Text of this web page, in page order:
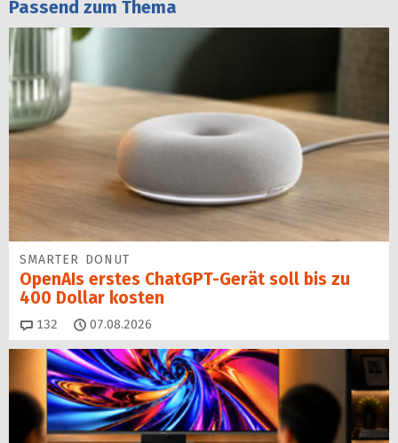
Passend zum Thema
SMARTER DONUT
OpenAIs erstes ChatGPT-Gerät soll bis zu
400 Dollar kosten
132 Kommentare
07.08.2026